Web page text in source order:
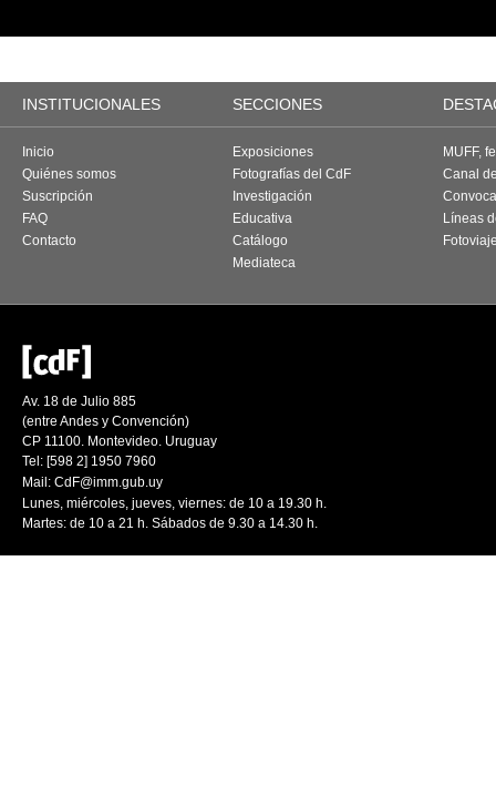
INSTITUCIONALES SECCIONES
Inicio
Quiénes somos
Suscripción
FAQ
Contacto
Exposiciones
Fotografías del CdF
Investigación
Educativa
Catálogo
Mediateca
MUFF,
Canal
Líneas
Av. 18 de Julio 885
(entre Andes y Convención)
CP 11100. Montevideo. Uruguay
Tel: [598 2] 1950 7960
Mail: CdF@imm.gub.uy
Lunes, miércoles, jueves, viernes: de 10 a 19.30 h.
Martes: de 10 a 21 h. Sábados de 9.30 a 14.30 h.